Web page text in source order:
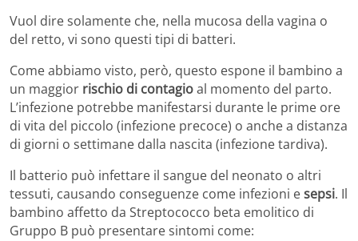
Vuol dire solamente che, nella mucosa della vagina o
del retto, vi sono questi tipi di batteri.
Come abbiamo visto, però, questo espone il bambino a
un maggior rischio di contagioal momento del parto.
L’infezione potrebbe manifestarsi durante le prime ore
di vita del piccolo (infezione precoce) o anche a distanza
di giorni o settimane dalla nascita (infezione tardiva).
Il batterio può infettare il sangue del neonato o altri
tessuti, causando conseguenze come infezioni esepsi. Il
bambino affetto da Streptococco beta emolitico di
Gruppo B può presentare sintomi come: